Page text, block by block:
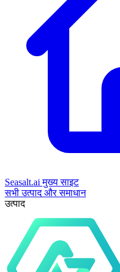
Seasalt.ai मुख्य साइट
सभी उत्पाद और समाधान
उत्पाद